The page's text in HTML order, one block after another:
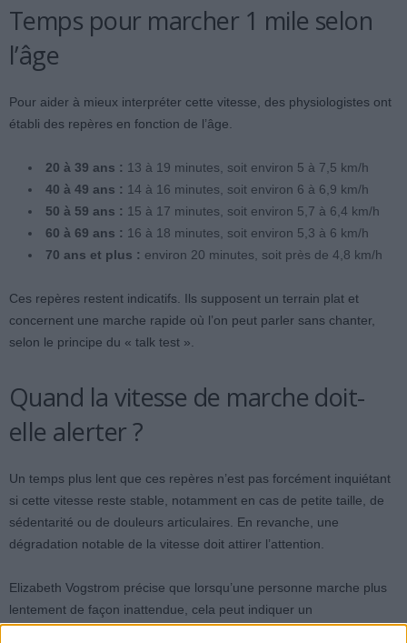
Temps pour marcher 1 mile selon
l’âge
Pour aider à mieux interpréter cette vitesse, des physiologistes ont
établi des repères en fonction de l’âge.
20 à 39 ans : 13 à 19 minutes, soit environ 5 à 7,5 km/h
40 à 49 ans : 14 à 16 minutes, soit environ 6 à 6,9 km/h
50 à 59 ans : 15 à 17 minutes, soit environ 5,7 à 6,4 km/h
60 à 69 ans : 16 à 18 minutes, soit environ 5,3 à 6 km/h
70 ans et plus : environ 20 minutes, soit près de 4,8 km/h
Ces repères restent indicatifs. Ils supposent un terrain plat et
concernent une marche rapide où l’on peut parler sans chanter,
selon le principe du « talk test ».
Quand la vitesse de marche doit-
elle alerter ?
Un temps plus lent que ces repères n’est pas forcément inquiétant
si cette vitesse reste stable, notamment en cas de petite taille, de
sédentarité ou de douleurs articulaires. En revanche, une
dégradation notable de la vitesse doit attirer l’attention.
Elizabeth Vogstrom précise que lorsqu’une personne marche plus
lentement de façon inattendue, cela peut indiquer un